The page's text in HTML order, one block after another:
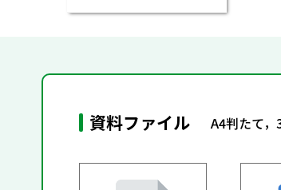
資料ファイル A4判たて，